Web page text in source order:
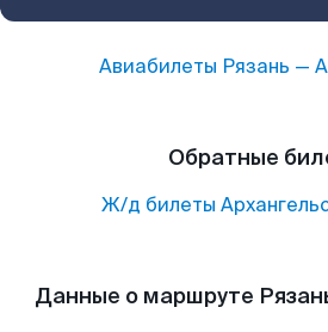
Авиабилеты Рязань —
Обратные
Ж/д билеты
Данные о маршруте